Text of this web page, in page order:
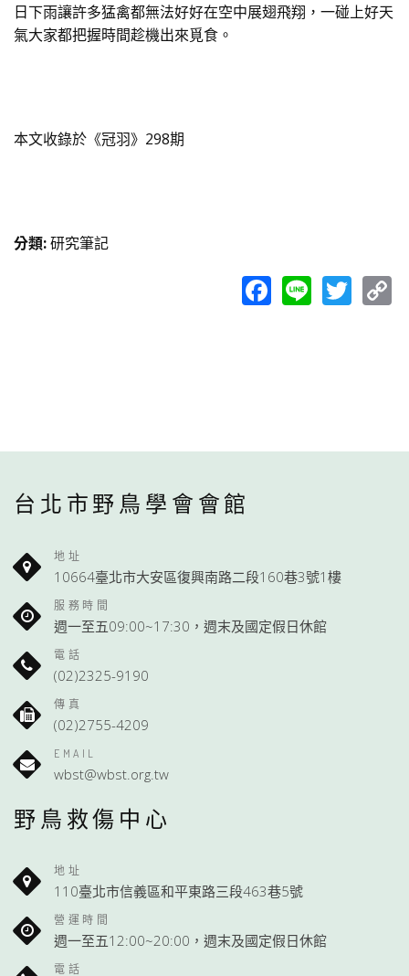
日下雨讓許多猛禽都無法好好在空中展翅飛翔，一碰上好天
氣大家都把握時間趁機出來覓食。
本文收錄於《冠羽》298期
分類:研究筆記
Facebook
Line
台北市野鳥學會會館
地址
10664臺北市大安區復興南路二段160巷3號1樓
服務時間
週一至五09:00~17:30，週末及國定假日休館
電話
(02)2325-9190
傳真
(02)2755-4209
EMAIL
wbst@wbst.org.tw
野鳥救傷中心
地址
110臺北市信義區和平東路三段463巷5號
營運時間
週一至五12:00~20:00，週末及國定假日休館
電話